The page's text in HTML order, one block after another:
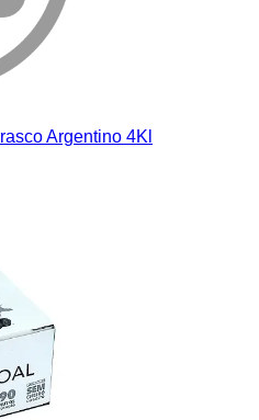
Argentino 4Kl